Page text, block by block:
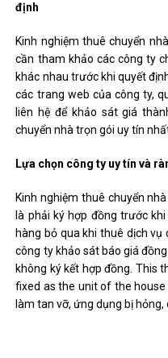
định
Kinh nghiệm thuê chuyển
cần tham khảo các công ty
khác nhau trước khi quyết
các trang web của công ty,
liên hệ để khảo sát giá
chuyển nhà trọn gói uy tín
Lựa chọn công ty uy tín và
Kinh nghiệm thuê chuyển
là phải ký hợp đồng trước
hàng bỏ qua khi thuê dịch
công ty khảo sát báo giá
không ký kết hợp đồng. This
fixed as the unit of the
làm tan vỡ, ứng dụng bị